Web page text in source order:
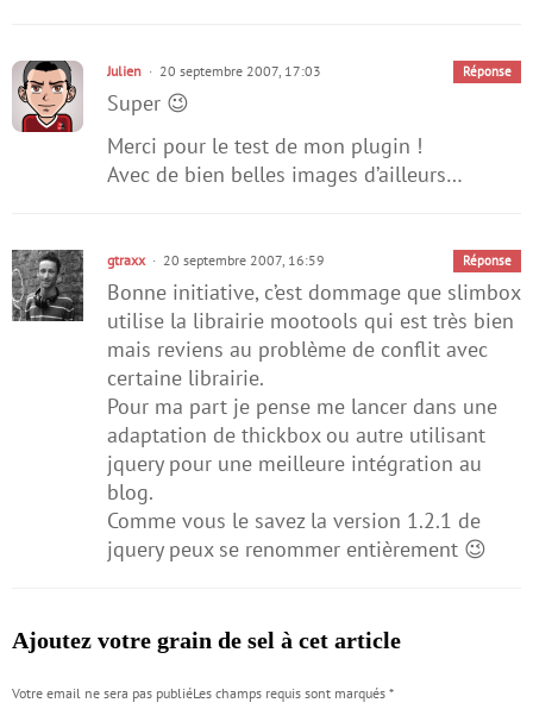
Julien 20 septembre 2007, 17:03 Réponse
Super 😉
Merci pour le test de mon plugin !
Avec de bien belles images d’ailleurs…
gtraxx 20 septembre 2007, 16:59 Réponse
Bonne initiative, c’est dommage que slimbox
utilise la librairie mootools qui est très bien
mais reviens au problème de conflit avec
certaine librairie.
Pour ma part je pense me lancer dans une
adaptation de thickbox ou autre utilisant
jquery pour une meilleure intégration au
blog.
Comme vous le savez la version 1.2.1 de
jquery peux se renommer entièrement 😉
Ajoutez votre grain de sel à cet article
Votre email ne sera pas publiéLes champs requis sont marqués *